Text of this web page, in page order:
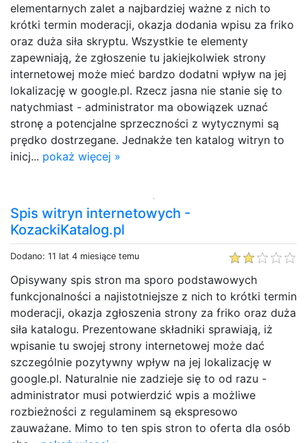
elementarnych zalet a najbardziej ważne z nich to
krótki termin moderacji, okazja dodania wpisu za friko
oraz duża siła skryptu. Wszystkie te elementy
zapewniają, że zgłoszenie tu jakiejkolwiek strony
internetowej może mieć bardzo dodatni wpływ na jej
lokalizację w google.pl. Rzecz jasna nie stanie się to
natychmiast - administrator ma obowiązek uznać
stronę a potencjalne sprzeczności z wytycznymi są
prędko dostrzegane. Jednakże ten katalog witryn to
inicj... pokaż więcej »
Spis witryn internetowych -
KozackiKatalog.pl
Dodano: 11 lat 4 miesiące temu
Opisywany spis stron ma sporo podstawowych
funkcjonalności a najistotniejsze z nich to krótki termin
moderacji, okazja zgłoszenia strony za friko oraz duża
siła katalogu. Prezentowane składniki sprawiają, iż
wpisanie tu swojej strony internetowej może dać
szczególnie pozytywny wpływ na jej lokalizację w
google.pl. Naturalnie nie zadzieje się to od razu -
administrator musi potwierdzić wpis a możliwe
rozbieżności z regulaminem są ekspresowo
zauważane. Mimo to ten spis stron to oferta dla osób